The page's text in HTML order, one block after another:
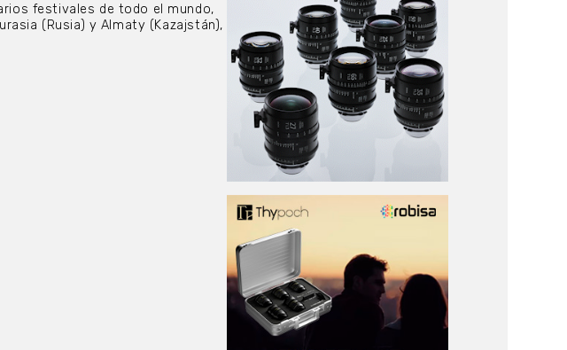
festivales de todo el mundo,
(Rusia) y Almaty (Kazajstán),